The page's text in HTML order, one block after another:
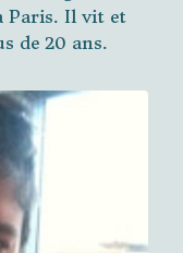
Paris. Il vit et
de 20 ans.